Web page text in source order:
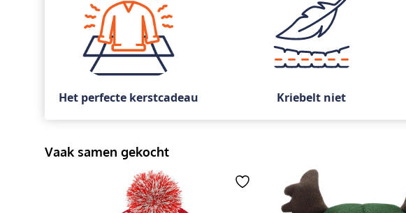
Het perfecte kerstcadeau Kriebelt niet
Vaak samen gekocht